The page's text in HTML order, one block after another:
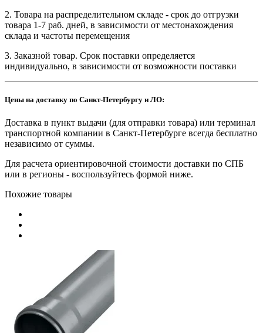
2. Товара на распределительном складе - срок до отгрузки
товара 1-7 раб. дней, в зависимости от местонахождения
склада и частоты перемещения
3. Заказной товар. Срок поставки определяется
индивидуально, в зависимости от возможности поставки
Цены на доставку по Санкт-Петербургу и ЛО:
Доставка в пункт выдачи (для отправки товара) или терминал
транспортной компании в Санкт-Петербурге всегда бесплатно
независимо от суммы.
Для расчета ориентировочной стоимости доставки по СПБ
или в регионы - воспользуйтесь формой ниже.
Похожие товары